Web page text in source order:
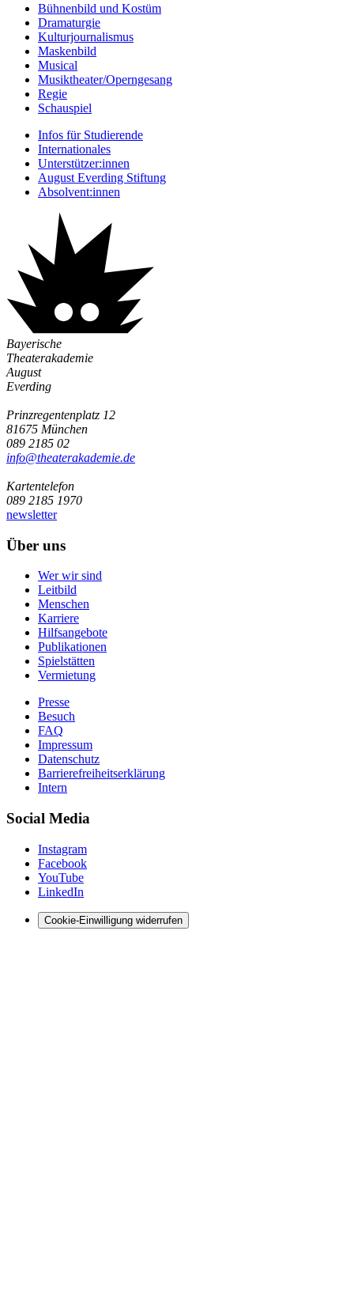
Bühnenbild und Kostüm
Dramaturgie
Kulturjournalismus
Maskenbild
Musical
Musiktheater/­Operngesang
Regie
Schauspiel
Infos für Studierende
Internationales
Unterstützer:innen
August Everding Stiftung
Absolvent:innen
Bayerische
Theaterakademie
August
Everding
Prinzregentenplatz 12
81675 München
089 2185 02
info@­theaterakademie.de
Kartentelefon
089 2185 1970
newsletter
Über uns
Wer wir sind
Leitbild
Menschen
Karriere
Hilfsangebote
Publikationen
Spielstätten
Vermietung
Presse
Besuch
FAQ
Impressum
Datenschutz
Barrierefreiheitserklärung
Intern
Social Media
Instagram
Facebook
YouTube
LinkedIn
Cookie-Einwilligung widerrufen